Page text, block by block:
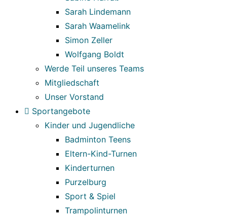
Sarah Lindemann
Sarah Waamelink
Simon Zeller
Wolfgang Boldt
Werde Teil unseres Teams
Mitgliedschaft
Unser Vorstand
Sportangebote
Kinder und Jugendliche
Badminton Teens
Eltern-Kind-Turnen
Kinderturnen
Purzelburg
Sport & Spiel
Trampolinturnen